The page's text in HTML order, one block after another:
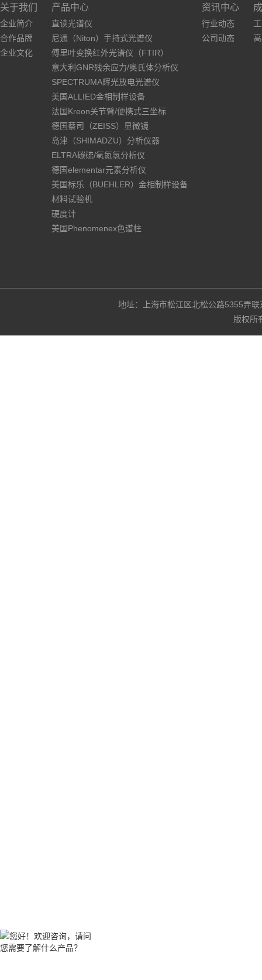
关于我们
企业简介
合作品牌
企业文化
产品中心
直读光谱仪
尼通（Niton）手持式光谱仪
傅里叶变换红外光谱仪（FTIR）
意大利GNR残余应力/奥氏体分析仪
SPECTRUMA辉光放电光谱仪
美国ALLIED金相制样设备
法国Kreon关节臂/便携式三坐标
德国蔡司（ZEISS）显微镜
岛津（SHIMADZU）分析仪器
ELTRA碳硫/氧氮氢分析仪
德国elementar元素分析仪
美国标乐（BUEHLER）金相制样设备
材料试验机
硬度计
美国Phenomenex色谱柱
资讯中心
行业动态
公司动态
地址：上海市松江区北松公路5355
版权所